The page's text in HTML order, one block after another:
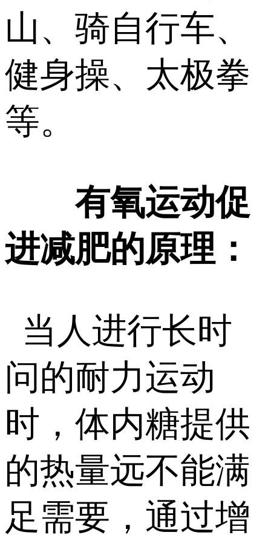
山、骑自行车、
健身操、太极拳
等。
有氧运动促
进减肥的原理：
当人进行长时
问的耐力运动
时，体内糖提供
的热量远不能满
足需要，通过增